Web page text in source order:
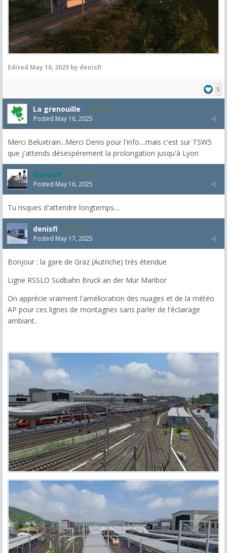
Edited May 16, 2025 by denisfl
5
La grenouille 3,271
Posted May 16, 2025
Merci Beluxtrain...Merci Denis pour l'info....mais c'est sur TSW5
que j'attends désespérement la prolongation jusqu'à Lyon
Gandalf 2,463
Posted May 16, 2025
Tu risques d'attendre longtemps....
denisfl 1,522
Posted May 17, 2025
Bonjour : la gare de Graz (Autriche) très étendue
Ligne RSSLO Südbahn Bruck an der Mur Maribor
On apprécie vraiment l'amélioration des nuages et de la météo
AP pour ces lignes de montagnes sans parler de l'éclairage
ambiant..